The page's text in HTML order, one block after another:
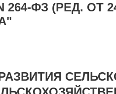
ФЗ (РЕД. ОТ